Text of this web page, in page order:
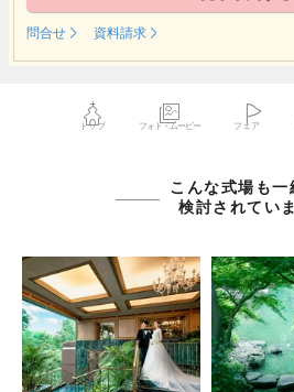
問合せ 資料請求
トップ フォト・ムービー フェア
こんな式場も一
検討されてい